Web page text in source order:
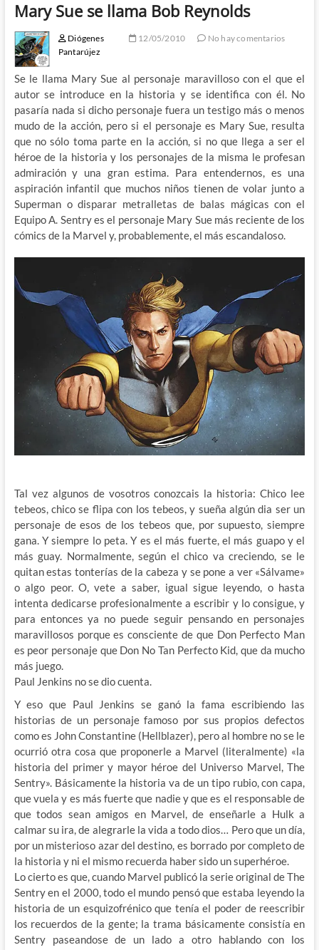
Mary Sue se llama Bob Reynolds
Diógenes
Pantarújez
12/05/2010 No hay comentarios
Se le llama Mary Sue al personaje maravilloso con el que el
autor se introduce en la historia y se identifica con él. No
pasaría nada si dicho personaje fuera un testigo más o menos
mudo de la acción, pero si el personaje es Mary Sue, resulta
que no sólo toma parte en la acción, si no que llega a ser el
héroe de la historia y los personajes de la misma le profesan
admiración y una gran estima. Para entendernos, es una
aspiración infantil que muchos niños tienen de volar junto a
Superman o disparar metralletas de balas mágicas con el
Equipo A. Sentry es el personaje Mary Sue más reciente de los
cómics de la Marvel y, probablemente, el más escandaloso.
Tal vez algunos de vosotros conozcais la historia: Chico lee
tebeos, chico se flipa con los tebeos, y sueña algún dia ser un
personaje de esos de los tebeos que, por supuesto, siempre
gana. Y siempre lo peta. Y es el más fuerte, el más guapo y el
más guay. Normalmente, según el chico va creciendo, se le
quitan estas tonterías de la cabeza y se pone a ver «Sálvame»
o algo peor. O, vete a saber, igual sigue leyendo, o hasta
intenta dedicarse profesionalmente a escribir y lo consigue, y
para entonces ya no puede seguir pensando en personajes
maravillosos porque es consciente de que Don Perfecto Man
es peor personaje que Don No Tan Perfecto Kid, que da mucho
más juego.
Paul Jenkins no se dio cuenta.
Y eso que Paul Jenkins se ganó la fama escribiendo las
historias de un personaje famoso por sus propios defectos
como es John Constantine (Hellblazer), pero al hombre no se le
ocurrió otra cosa que proponerle a Marvel (literalmente) «la
historia del primer y mayor héroe del Universo Marvel, The
Sentry». Básicamente la historia va de un tipo rubio, con capa,
que vuela y es más fuerte que nadie y que es el responsable de
que todos sean amigos en Marvel, de enseñarle a Hulk a
calmar su ira, de alegrarle la vida a todo dios… Pero que un día,
por un misterioso azar del destino, es borrado por completo de
la historia y ni el mismo recuerda haber sido un superhéroe.
Lo cierto es que, cuando Marvel publicó la serie original de The
Sentry en el 2000, todo el mundo pensó que estaba leyendo la
historia de un esquizofrénico que tenía el poder de reescribir
los recuerdos de la gente; la trama básicamente consistía en
Sentry paseandose de un lado a otro hablando con los